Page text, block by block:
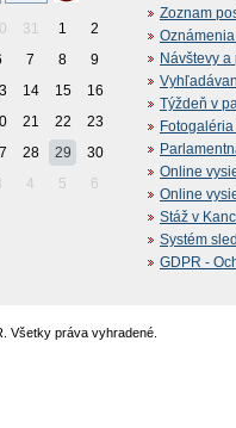
31 1
2
7 8
9
14 15
16
21 22
23
28 29
30
4 5 6
Zoznam
Návštevy
Týždeň v
Online
Online
Stáž v
Systém
GDPR -
Všetky práva vyhradené.